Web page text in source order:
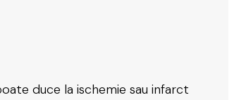
duce la ischemie sau infarct